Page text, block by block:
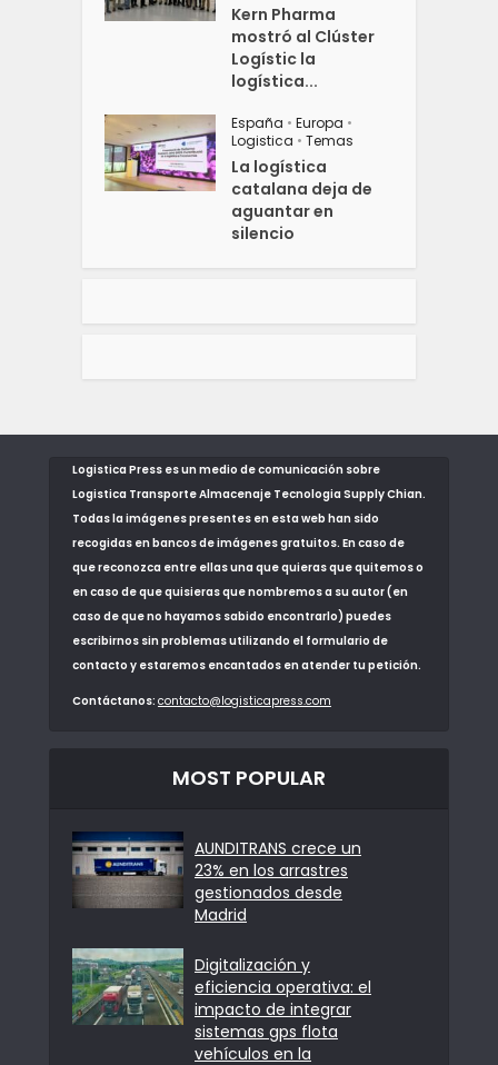
Kern Pharma
mostró al Clúster
Logístic la
logística...
España • Europa •
Logistica • Temas
La logística
catalana deja de
aguantar en
silencio
Logistica Press es un medio de comunicación sobre
Logistica Transporte Almacenaje Tecnologia Supply Chian.
Todas la imágenes presentes en esta web han sido
recogidas en bancos de imágenes gratuitos. En caso de
que reconozca entre ellas una que quieras que quitemos o
en caso de que quisieras que nombremos a su autor (en
caso de que no hayamos sabido encontrarlo) puedes
escribirnos sin problemas utilizando el formulario de
contacto y estaremos encantados en atender tu petición.
Contáctanos: contacto@logisticapress.com
MOST POPULAR
AUNDITRANS crece un
23% en los arrastres
gestionados desde
Madrid
Digitalización y
eficiencia operativa: el
impacto de integrar
sistemas gps flota
vehículos en la